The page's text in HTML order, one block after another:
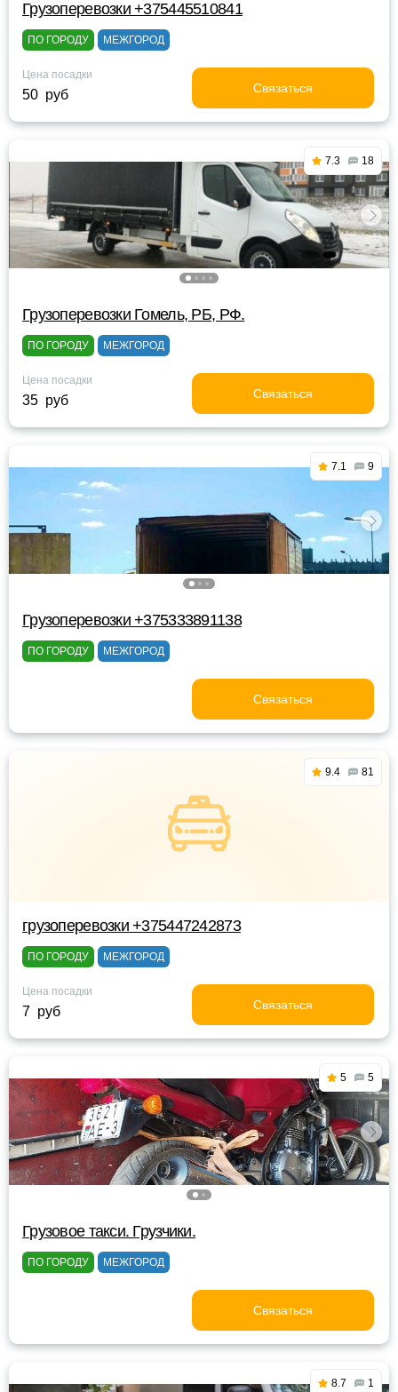
Грузоперевозки +375445510841
ПО ГОРОДУ МЕЖГОРОД
Цена посадки
50 руб Связаться
7.3 18
Грузоперевозки Гомель, РБ, РФ.
ПО ГОРОДУ МЕЖГОРОД
Цена посадки
35 руб Связаться
7.1 9
Грузоперевозки +375333891138
ПО ГОРОДУ МЕЖГОРОД
Связаться
9.4 81
грузоперевозки +375447242873
ПО ГОРОДУ МЕЖГОРОД
Цена посадки
7 руб Связаться
5 5
Грузовое такси. Грузчики.
ПО ГОРОДУ МЕЖГОРОД
Связаться
8.7 1